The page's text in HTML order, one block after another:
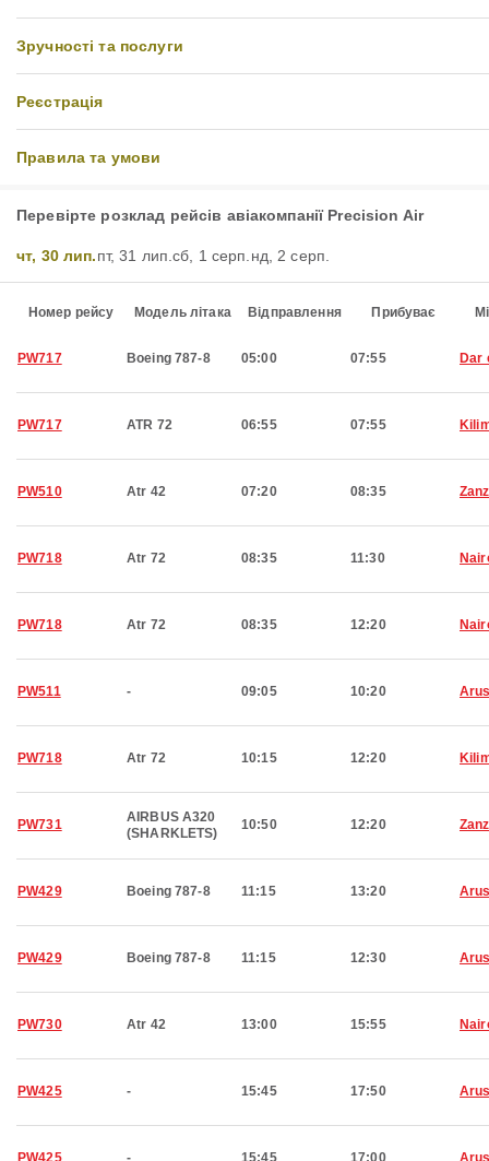
Зручності та послуги
Реєстрація
Правила та умови
Перевірте розклад рейсів авіакомпанії Precision Air
чт, 30 лип.пт, 31 лип.сб, 1 серп. нд, 2 серп.
Номер рейсу Модель літака Відправлення Прибуває
PW717 Boeing 787-8 05:00 07:55 Dar
PW717 ATR 72 06:55 07:55
PW510 Atr 42 07:20 08:35
PW718 Atr 72 08:35 11:30
PW718 Atr 72 08:35 12:20
PW511 - 09:05 10:20
PW718 Atr 72 10:15 12:20
PW731
AIRBUS A320
(SHARKLETS)
10:50 12:20
PW429 Boeing 787-8 11:15 13:20
PW429 Boeing 787-8 11:15 12:30
PW730 Atr 42 13:00 15:55
PW425 - 15:45 17:50
PW425 - 15:45 17:00